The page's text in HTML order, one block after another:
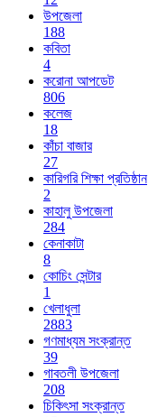
উপজেলা
188
কবিতা
4
করোনা আপডেট
806
কলেজ
18
কাঁচা বাজার
27
কারিগরি শিক্ষা প্রতিষ্ঠান
2
কাহালু উপজেলা
284
কেনাকাটা
8
কোচিং সেন্টার
1
খেলাধুলা
2883
গণমাধ্যম সংক্রান্ত
39
গাবতলী উপজেলা
208
চিকিৎসা সংক্রান্ত